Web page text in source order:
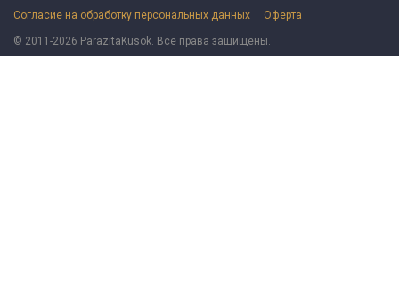
Согласие на обработку персональных данных
Оферта
© 2011-2026 ParazitaKusok. Все права защищены.